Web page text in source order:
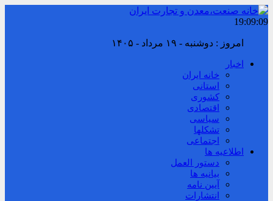
19:09:10
امروز : دوشنبه - ۱۹ مرداد - ۱۴۰۵
اخبار
خانه ایران
استانی
کشوری
اقتصادی
سیاسی
تشکلها
اجتماعی
اطلاعیه ها
دستور العمل
بیانیه ها
آیین نامه
انتشارات